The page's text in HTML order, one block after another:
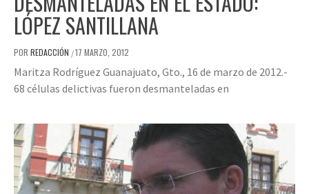
LÓPEZ SANTILLANA
POR REDACCIÓN /17 MARZO, 2012
Maritza Rodríguez Guanajuato, Gto., 16 de marzo de 2012.-
68 células delictivas fueron desmanteladas en